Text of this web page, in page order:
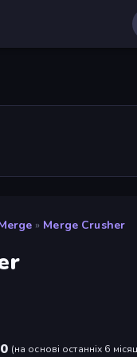
» Merge Crusher
(на основі останніх 6